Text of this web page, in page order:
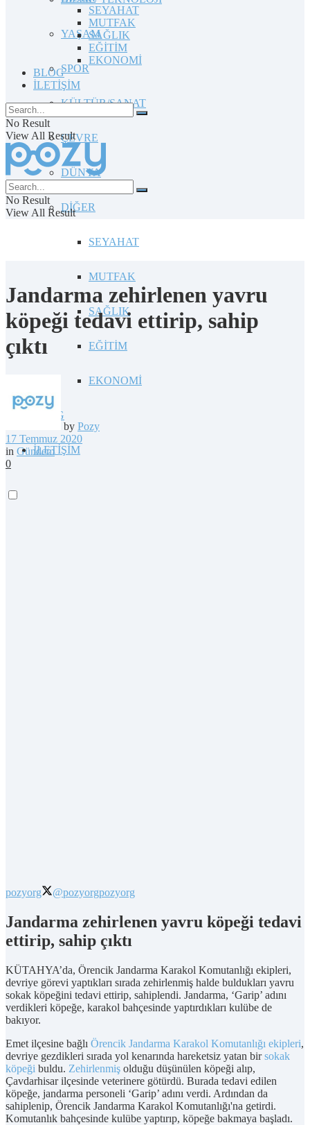
YAŞAM
SPOR
KÜLTÜR/SANAT
ÇEVRE
DÜNYA
DİĞER
SEYAHAT
MUTFAK
SAĞLIK
EĞİTİM
EKONOMİ
BLOG
İLETİŞİM
SEYAHAT
MUTFAK
SAĞLIK
EĞİTİM
EKONOMİ
BLOG
İLETİŞİM
No Result
View All Result
No Result
View All Result
Jandarma zehirlenen yavru
köpeği tedavi ettirip, sahip
çıktı
by Pozy
17 Temmuz 2020
in Gündem
0
pozyorg @pozyorgpozyorg
Jandarma zehirlenen yavru köpeği tedavi
ettirip, sahip çıktı
KÜTAHYA’da, Örencik Jandarma Karakol Komutanlığı ekipleri,
devriye görevi yaptıkları sırada zehirlenmiş halde buldukları yavru
sokak köpeğini tedavi ettirip, sahiplendi. Jandarma, ‘Garip’ adını
verdikleri köpeğe, karakol bahçesinde yaptırdıkları kulübe de
bakıyor.
Emet ilçesine bağlı Örencik Jandarma Karakol Komutanlığı ekipleri,
devriye gezdikleri sırada yol kenarında hareketsiz yatan birsokak
köpeği buldu. Zehirlenmiş olduğu düşünülen köpeği alıp,
Çavdarhisar ilçesinde veterinere götürdü. Burada tedavi edilen
köpeğe, jandarma personeli ‘Garip’ adını verdi. Ardından da
sahiplenip, Örencik Jandarma Karakol Komutanlığı'na getirdi.
Komutanlık bahçesinde kulübe yaptırıp, köpeğe bakmaya başladı.